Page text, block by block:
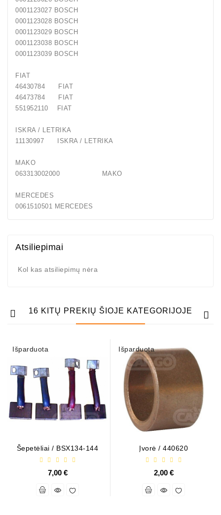
0001123027 BOSCH
0001123028 BOSCH
0001123029 BOSCH
0001123038 BOSCH
0001123039 BOSCH
FIAT
46430784 FIAT
46473784 FIAT
551952110 FIAT
ISKRA / LETRIKA
11130997 ISKRA / LETRIKA
MAKO
063313002000 MAKO
MERCEDES
0061510501 MERCEDES
Atsiliepimai
Kol kas atsiliepimų nėra
16 KITŲ PREKIŲ ŠIOJE KATEGORIJOJE
Išparduota
Šepetėliai / BSX134-144
7,00 €
Išparduota
Įvorė / 440620
2,00 €